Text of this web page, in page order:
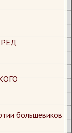
большевиков